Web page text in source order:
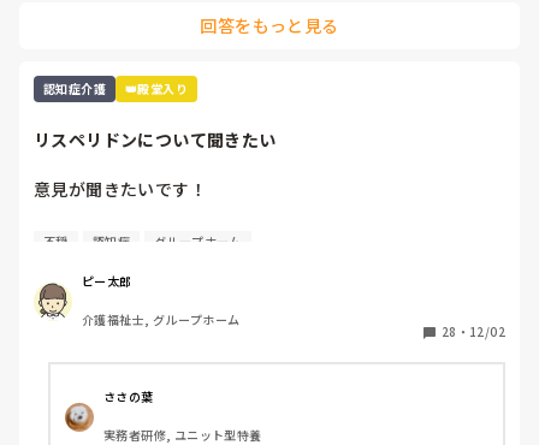
適度な切り替えも必要ではあるし。
らかしら？
有料老人ホームの介護の質がどうなんだろう👀
業務的なのか、若いからなのか？
介護接遇についてはどう指導してるんだろう。
「指導の仕方」と言う事で、研修や施設運営の様な内容になり
回答をもっと見る
認知症介護 👑殿堂入り
リスペリドンについて聞きたい
意見が聞きたいです！
リスペリドン与薬について、なんでもいいので教えてくださ
認知症グルホです。
夜間、寝ないからと3時間に一回リスペリドンを服用し、昼
リスペリドンが簡単に使われていて、
すごい疑問です。
３時間あければドンドン飲ませていいから！といわれます。
不穏 認知症 グループホーム
ピー太郎
介護福祉士, グループホーム
28 ・ 12/02
ささの葉
実務者研修, ユニット型特養